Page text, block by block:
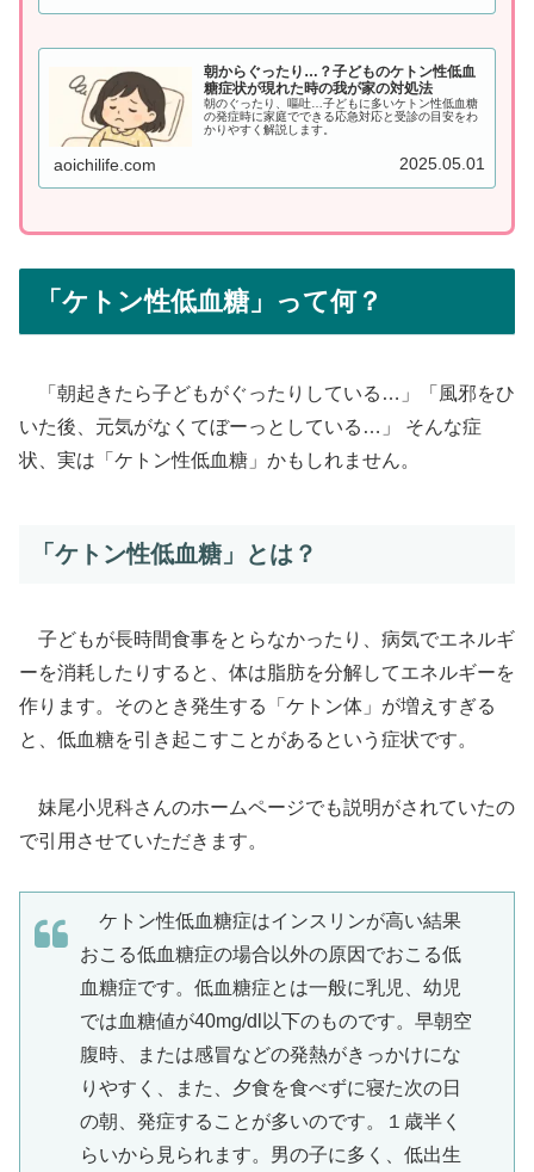
朝からぐったり…？子どものケトン性低血
糖症状が現れた時の我が家の対処法
朝のぐったり、嘔吐…子どもに多いケトン性低血糖
の発症時に家庭でできる応急対応と受診の目安をわ
かりやすく解説します。
aoichilife.com 2025.05.01
「ケトン性低血糖」って何？
「朝起きたら子どもがぐったりしている…」「風邪をひ
いた後、元気がなくてぼーっとしている…」 そんな症
状、実は「ケトン性低血糖」かもしれません。
「ケトン性低血糖」とは？
子どもが長時間食事をとらなかったり、病気でエネルギ
ーを消耗したりすると、体は脂肪を分解してエネルギーを
作ります。そのとき発生する「ケトン体」が増えすぎる
と、低血糖を引き起こすことがあるという症状です。
妹尾小児科さんのホームページでも説明がされていたの
で引用させていただきます。
ケトン性低血糖症はインスリンが高い結果
おこる低血糖症の場合以外の原因でおこる低
血糖症です。低血糖症とは一般に乳児、幼児
では血糖値が40mg/dl以下のものです。早朝空
腹時、または感冒などの発熱がきっかけにな
りやすく、また、夕食を食べずに寝た次の日
の朝、発症することが多いのです。１歳半く
らいから見られます。男の子に多く、低出生